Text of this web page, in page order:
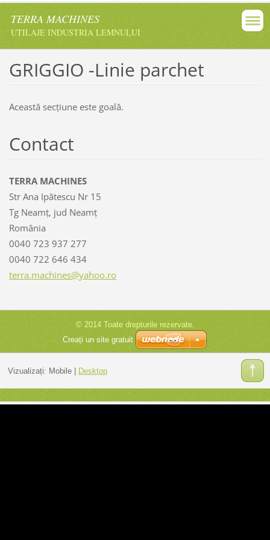
TERRA MACHINES
UTILAJE INDUSTRIA LEMNULUI
GRIGGIO -Linie parchet
Această secţiune este goală.
Contact
TERRA MACHINES
Str Ana Ipătescu Nr 15
Tg Neamț, jud Neamț
România
0040 723 937 277
0040 722 646 434
terra.machines@yahoo.ro
© 2014 Toate drepturile rezervate.
Creați un site gratuit
Vizualizați: Mobile| Desktop